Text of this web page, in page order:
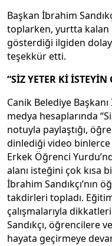
Başkan İbrahim
toplarken, yurtta
gösterdiği ilgiden
teşekkür etti.
“SİZ YETER Kİ İSTEYİN
Canik Belediye Başkanı
medya hesaplarında
notuyla paylaştığı,
dinlediği video
Erkek Öğrenci
alanı isteğini çok kısa
İbrahim Sandıkçı’nın
takdirleri topladı.
çalışmalarıyla
Sandıkçı, öğrencilere
hayata geçirmeye